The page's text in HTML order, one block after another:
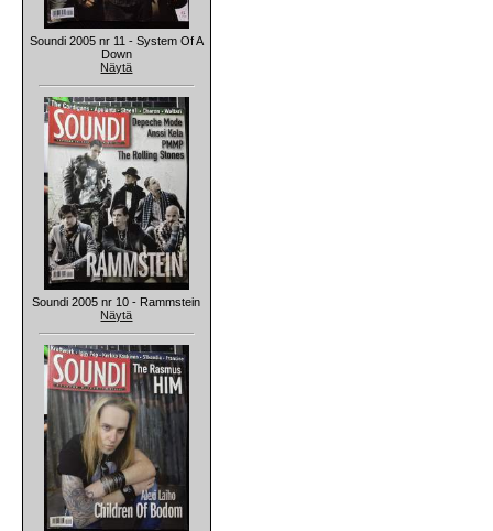
Soundi 2005 nr 11 - System Of A
Down
Näytä
Soundi 2005 nr 10 - Rammstein
Näytä